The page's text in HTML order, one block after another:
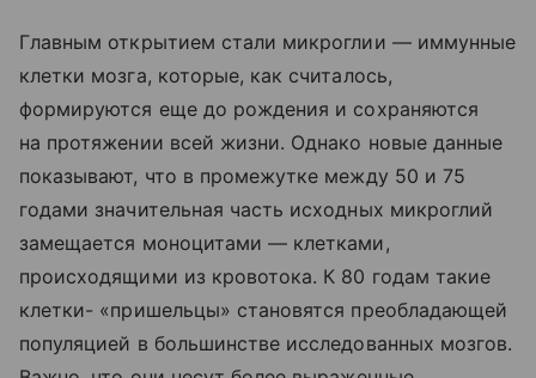
Главным открытием стали микроглии — иммунные
клетки мозга, которые, как считалось,
формируются еще до рождения и сохраняются
на протяжении всей жизни. Однако новые данные
показывают, что в промежутке между 50 и 75
годами значительная часть исходных микроглий
замещается моноцитами — клетками,
происходящими из кровотока. К 80 годам такие
клетки- «пришельцы» становятся преобладающей
популяцией в большинстве исследованных мозгов.